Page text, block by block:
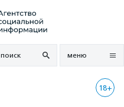
поиск меню
18+